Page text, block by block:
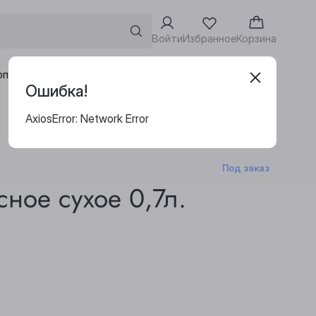
ВойтиИзбранноеКорзина
клиентам Адреса винотек
Под заказ
сухое 0,7л.
Ошибка!
AxiosError: Network Error